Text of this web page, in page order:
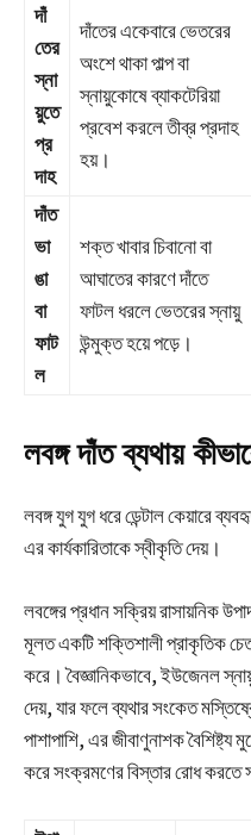
দাঁ
তের
স্না
য়ুতে
প্র
দাহ
দাঁতের একেবারে ভেতরের
অংশে থাকা পাল্প বা
স্নায়ুকোষে ব্যাকটেরিয়া
প্রবেশ করলে তীব্র প্রদাহ
হয়।
দাঁত
ভা
ঙা
বা
ফাট
ল
শক্ত খাবার চিবানো বা
আঘাতের কারণে দাঁতে
ফাটল ধরলে ভেতরের স্নায়ু
উন্মুক্ত হয়ে পড়ে।
লবঙ্গ দাঁত ব্যথায়
লবঙ্গ যুগ যুগ ধরে ডেন্টাল কেয়ারে
এর কার্যকারিতাকে স্বীকৃতি দেয়।
লবঙ্গের প্রধান সক্রিয় রাসায়নিক
মূলত একটি শক্তিশালী প্রাকৃতিক
করে। বৈজ্ঞানিকভাবে, ইউজেনল
দেয়, যার ফলে ব্যথার সংকেত
পাশাপাশি, এর জীবাণুনাশক বৈশিষ্ট্য
করে সংক্রমণের বিস্তার রোধ করতে